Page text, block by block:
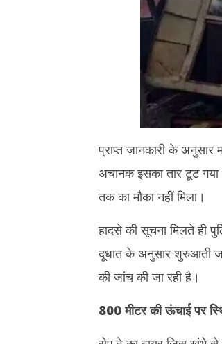
प्राप्त जानकारी के अनुसार
अचानक इसका तार टूट
तक का मौका नहीं मिला।
हादसे की सूचना मिलते ही
दूधात के अनुसार शुरुआती
की जांच की जा रही है।
800 मीटर की ऊंचाई पर